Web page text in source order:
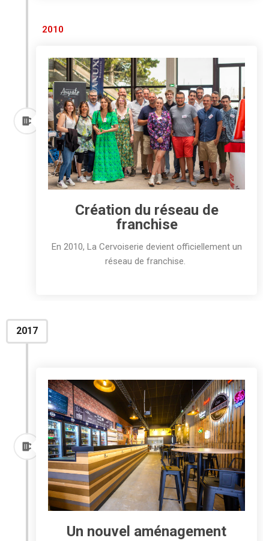
2010
Création du réseau de
franchise
En 2010, La Cervoiserie devient officiellement un
réseau de franchise.
2017
Un nouvel aménagement